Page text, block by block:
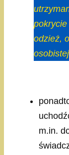
odzież,
m.in.